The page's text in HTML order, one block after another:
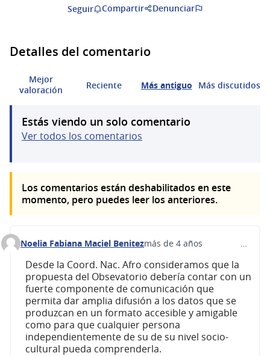
Seguir Compartir Denunciar
Detalles del comentario
Mejor
valoración
Reciente Más antiguo Más discutidos
Estás viendo un solo comentario
Ver todos los comentarios
Los comentarios están deshabilitados en este
momento, pero puedes leer los anteriores.
Comentario 251
Noelia Fabiana Maciel Benitezmás de 4 años
Desde la Coord. Nac. Afro consideramos que la
propuesta del Obsevatorio debería contar con un
fuerte componente de comunicación que
permita dar amplia difusión a los datos que se
produzcan en un formato accesible y amigable
como para que cualquier persona
independientemente de su de su nivel socio-
cultural pueda comprenderla.